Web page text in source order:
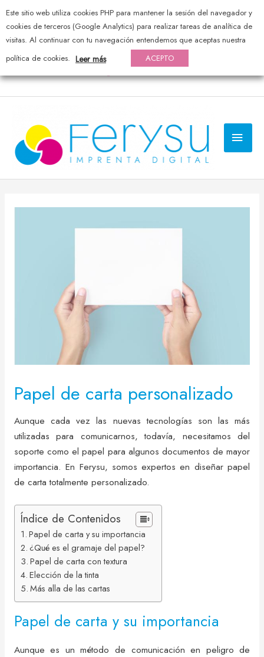
976 44 20 25 — pedidos@ferysu.com
Papel de carta personalizado
Aunque cada vez las nuevas tecnologías son las más
utilizadas para comunicarnos, todavía, necesitamos del
soporte como el papel para algunos documentos de mayor
importancia. En Ferysu, somos expertos en diseñar papel
de carta totalmente personalizado.
Índice de Contenidos
Papel de carta y su importancia
¿Qué es el gramaje del papel?
Papel de carta con textura
Elección de la tinta
Más alla de las cartas
Papel de carta y su importancia
Aunque es un método de comunicación en peligro de
Este sitio web utiliza cookies PHP para mantener la sesión del navegador y
cookies de terceros (Google Analytics) para realizar tareas de analítica de
visitas. Al continuar con tu navegación entendemos que aceptas nuestra
política de cookies. Leer más ACEPTO